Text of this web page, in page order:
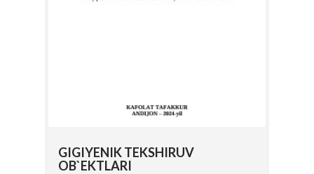
GIGIYENIK TEKSHIRUV
OB`EKTLARI